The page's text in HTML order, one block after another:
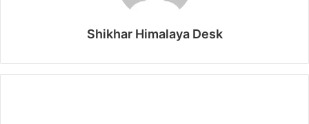
Shikhar Himalaya Desk